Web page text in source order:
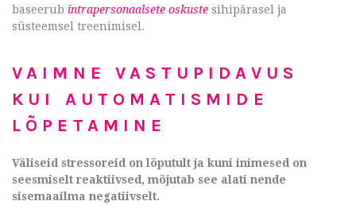
baseerub intrapersonaalsete oskuste sihipärasel ja
süsteemsel treenimisel.
VAIMNE VASTUPIDAVUS
KUI AUTOMATISMIDE
LÕPETAMINE
Väliseid stressoreid on lõputult ja kuni inimesed on
seesmiselt reaktiivsed, mõjutab see alati nende
sisemaailma negatiivselt.